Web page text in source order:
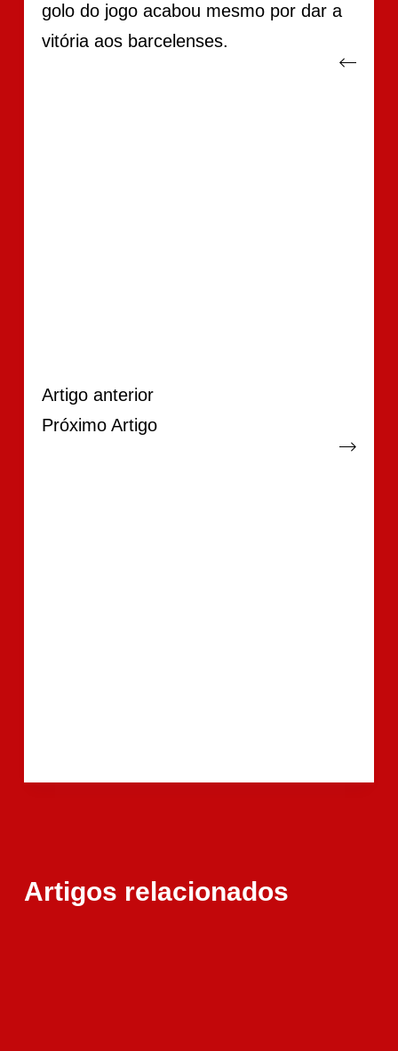
golo do jogo acabou mesmo por dar a
vitória aos barcelenses.
Artigoanterior
Próximo Artigo
Artigos relacionados